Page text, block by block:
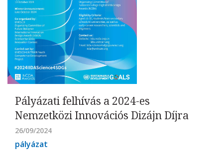
Pályázati felhívás a 2024-es
Nemzetközi Innovációs Dizájn Díjra
26/09/2024
pályázat